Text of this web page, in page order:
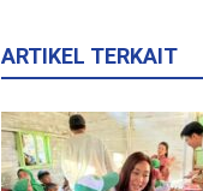
ARTIKEL TERKAIT